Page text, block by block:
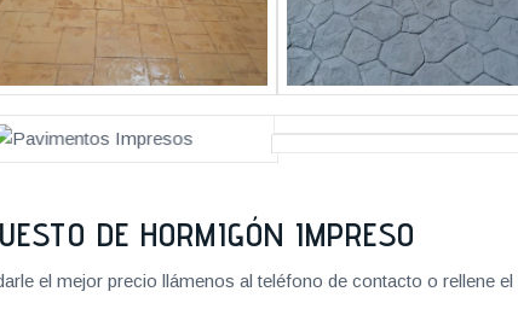
DE HORMIGÓN IMPRESO
el mejor precio llámenos al teléfono de contacto o rellene